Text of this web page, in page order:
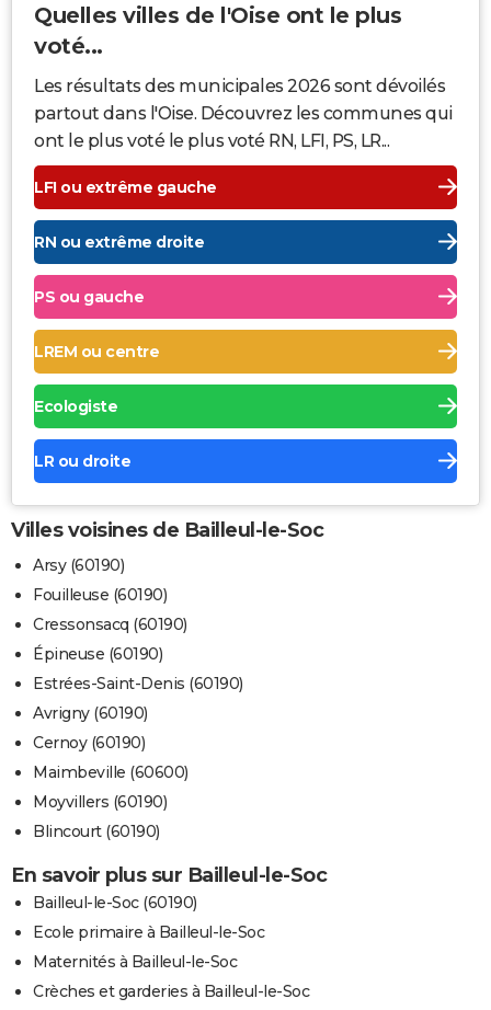
Quelles villes de l'Oise ont le plus
voté...
Les résultats des municipales 2026 sont dévoilés
partout dans l'Oise. Découvrez les communes qui
ont le plus voté le plus voté RN, LFI, PS, LR...
LFI ou extrême gauche
RN ou extrême droite
PS ou gauche
LREM ou centre
Ecologiste
LR ou droite
Villes voisines de Bailleul-le-Soc
Arsy (60190)
Fouilleuse (60190)
Cressonsacq (60190)
Épineuse (60190)
Estrées-Saint-Denis (60190)
Avrigny (60190)
Cernoy (60190)
Maimbeville (60600)
Moyvillers (60190)
Blincourt (60190)
En savoir plus sur Bailleul-le-Soc
Bailleul-le-Soc (60190)
Ecole primaire à Bailleul-le-Soc
Maternités à Bailleul-le-Soc
Crèches et garderies à Bailleul-le-Soc